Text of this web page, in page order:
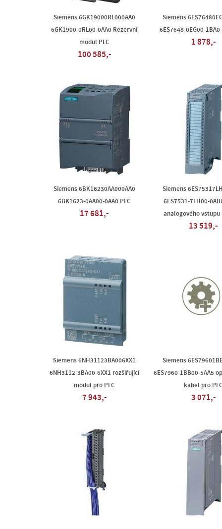
Siemens 6GK19000RL000AA0
6GK1900-0RL00-0AA0 Rezervní
modul PLC
100 585,-
Siemens
6ES7648-0EG00-1BA0
1 878,-
Siemens 6BK16230AA000AA0
6BK1623-0AA00-0AA0 PLC
17 681,-
Siemens
6ES7531-7LH00-
analogového vstupu
13 519,-
Siemens 6NH31123BA006XX1
6NH3112-3BA00-6XX1 rozšiřující
modul pro PLC
7 943,-
Siemens
6ES7960-1BB00-5AA5
kabel pro PLC
3 071,-